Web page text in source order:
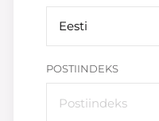
Eesti
POSTIINDEKS